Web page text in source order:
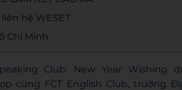
hệ WESET
Chí Minh
Club: New Year Wishing
cùng FCT English Club, trường